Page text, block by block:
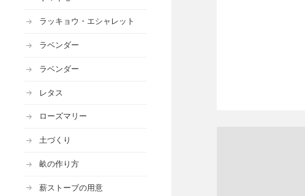
ラッキョウ・エシャレット
ラベンダー
ラベンダー
レタス
ローズマリー
土づくり
畝の作り方
薪ストーブの用意